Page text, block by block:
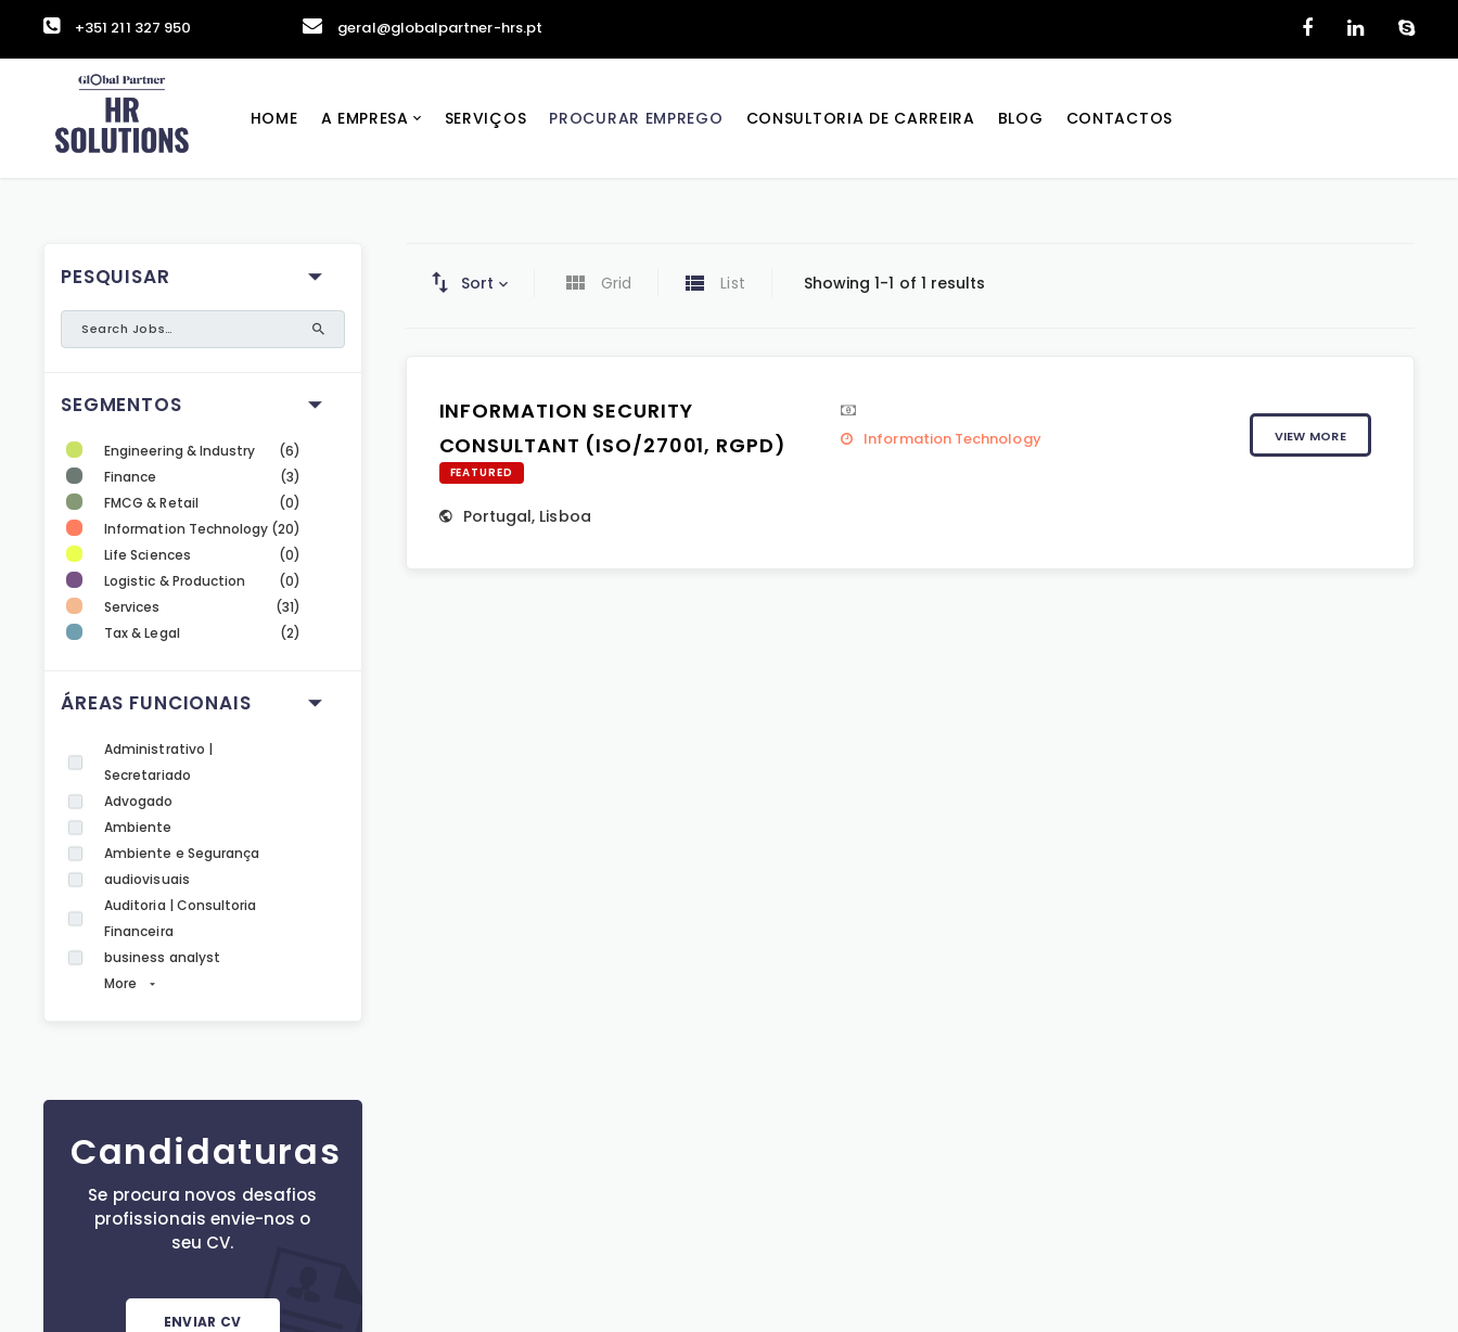
+351 211 327 950 geral@globalpartner-hrs.pt
HOME A EMPRESA SERVIÇOS PROCURAR EMPREGO CONSULTORIA DE CARREIRA BLOG CONTACTOS
PESQUISAR
SEGMENTOS
Engineering & Industry
(6)
Finance
(3)
FMCG & Retail
(0)
Information Technology (20)
Life Sciences
(0)
Logistic & Production
(0)
Services
(31)
Tax & Legal
(2)
ÁREAS FUNCIONAIS
Administrativo |
Secretariado
Advogado
Ambiente
Ambiente e Segurança
audiovisuais
Auditoria | Consultoria
Financeira
business analyst
More
Candidaturas
Se procura novos desafios
profissionais envie-nos o
seu CV.
ENVIAR CV
Sort Grid List Showing 1-1 of 1 results
INFORMATION SECURITY
CONSULTANT (ISO/27001, RGPD)
FEATURED
Portugal, Lisboa
Information Technology VIEW MORE